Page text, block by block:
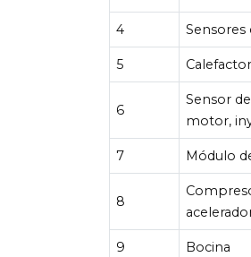
4
5
6
Sensor
motor,
7 Módulo
8
9 Bocina